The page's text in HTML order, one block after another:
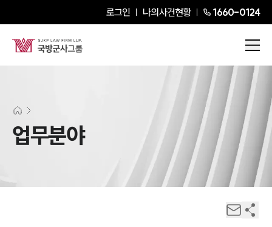
로그인 나의사건현황 1660-0124
업무분야